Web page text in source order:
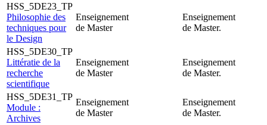
HSS_5DE23_TP
Philosophie des
techniques pour
le Design
Enseignement
de Master
Enseignement
de Master.
HSS_5DE30_TP
Littératie de la
recherche
scientifique
Enseignement
de Master
Enseignement
de Master.
HSS_5DE31_TP
Module :
Archives
Enseignement
de Master
Enseignement
de Master.